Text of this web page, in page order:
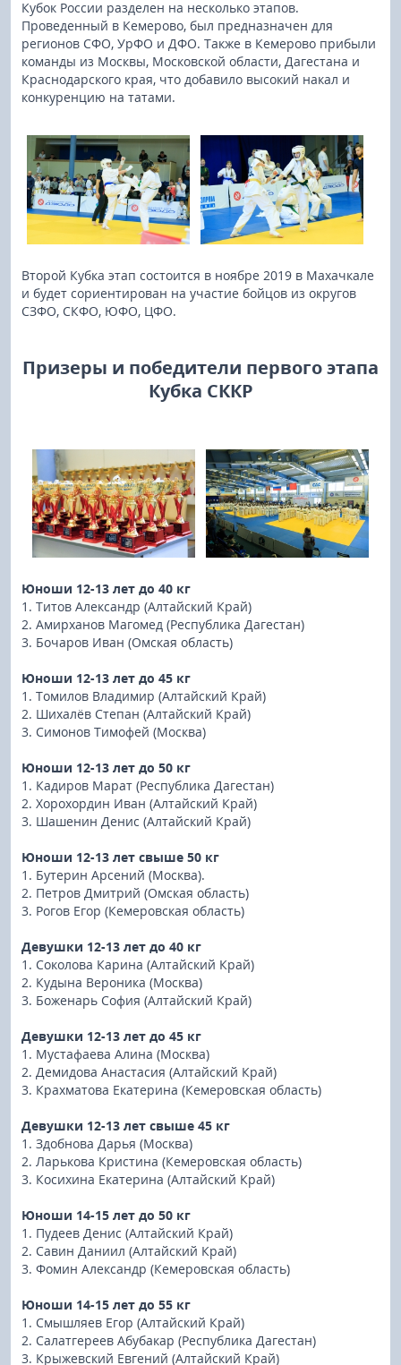
Кубок России разделен на несколько этапов.
Проведенный в Кемерово, был предназначен для
регионов СФО, УрФО и ДФО. Также в Кемерово прибыли
команды из Москвы, Московской области, Дагестана и
Краснодарского края, что добавило высокий накал и
конкуренцию на татами.
Второй Кубка этап состоится в ноябре 2019 в Махачкале
и будет сориентирован на участие бойцов из округов
СЗФО, СКФО, ЮФО, ЦФО.
Призеры и победители первого этапа
Кубка СККР
Юноши 12-13 лет до 40 кг
1. Титов Александр (Алтайский Край)
2. Амирханов Магомед (Республика Дагестан)
3. Бочаров Иван (Омская область)
Юноши 12-13 лет до 45 кг
1. Томилов Владимир (Алтайский Край)
2. Шихалёв Степан (Алтайский Край)
3. Симонов Тимофей (Москва)
Юноши 12-13 лет до 50 кг
1. Кадиров Марат (Республика Дагестан)
2. Хорохордин Иван (Алтайский Край)
3. Шашенин Денис (Алтайский Край)
Юноши 12-13 лет свыше 50 кг
1. Бутерин Арсений (Москва).
2. Петров Дмитрий (Омская область)
3. Рогов Егор (Кемеровская область)
Девушки 12-13 лет до 40 кг
1. Соколова Карина (Алтайский Край)
2. Кудына Вероника (Москва)
3. Боженарь София (Алтайский Край)
Девушки 12-13 лет до 45 кг
1. Мустафаева Алина (Москва)
2. Демидова Анастасия (Алтайский Край)
3. Крахматова Екатерина (Кемеровская область)
Девушки 12-13 лет свыше 45 кг
1. Здобнова Дарья (Москва)
2. Ларькова Кристина (Кемеровская область)
3. Косихина Екатерина (Алтайский Край)
Юноши 14-15 лет до 50 кг
1. Пудеев Денис (Алтайский Край)
2. Савин Даниил (Алтайский Край)
3. Фомин Александр (Кемеровская область)
Юноши 14-15 лет до 55 кг
1. Смышляев Егор (Алтайский Край)
2. Салатгереев Абубакар (Республика Дагестан)
3. Крыжевский Евгений (Алтайский Край)